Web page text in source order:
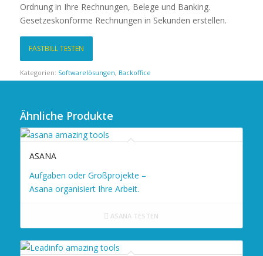
Ordnung in Ihre Rechnungen, Belege und Banking.
Gesetzeskonforme Rechnungen in Sekunden erstellen.
FASTBILL TESTEN
Kategorien: Softwarelösungen, Backoffice
Ähnliche Produkte
ASANA
Aufgaben oder Großprojekte –
Asana organisiert Ihre Arbeit.
ASANA TESTEN